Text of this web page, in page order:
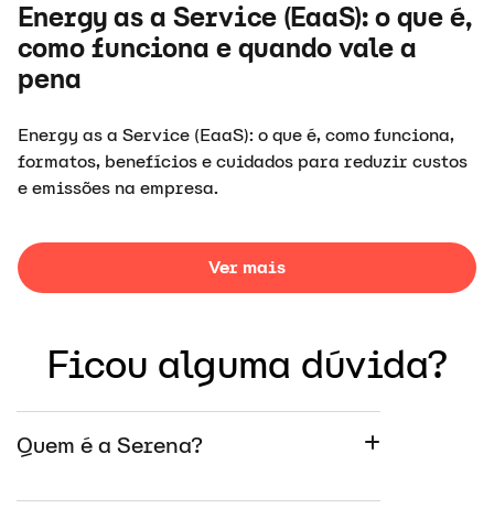
Energy as a Service (EaaS): o que é,
como funciona e quando vale a
pena
Energy as a Service (EaaS): o que é, como funciona,
formatos, benefícios e cuidados para reduzir custos
e emissões na empresa.
Ver mais
Ficou alguma dúvida?
Quem é a Serena?